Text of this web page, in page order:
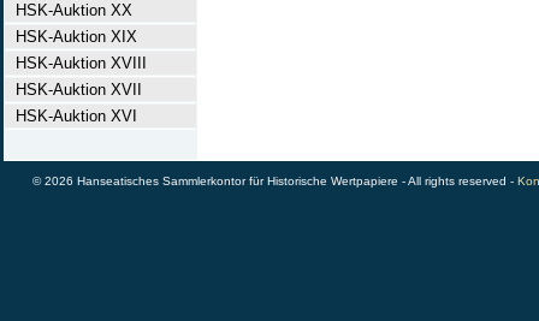
HSK-Auktion XX
HSK-Auktion XIX
HSK-Auktion XVIII
HSK-Auktion XVII
HSK-Auktion XVI
© 2026 Hanseatisches Sammlerkontor für Historische Wertpapiere - All rights reserved -